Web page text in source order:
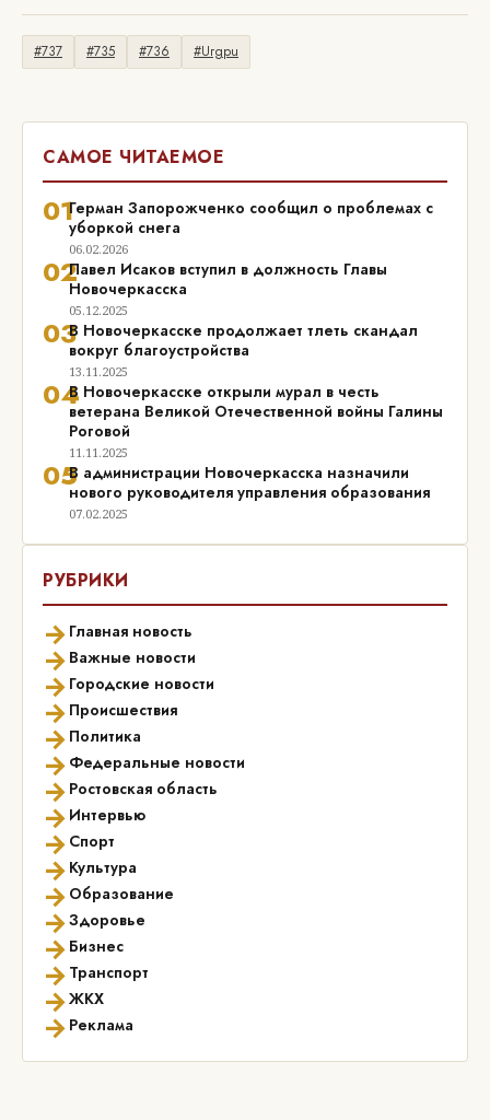
#737 #735 #736 #Urgpu
САМОЕ ЧИТАЕМОЕ
01Герман Запорожченко сообщил о проблемах с
уборкой снега
06.02.2026
02Павел Исаков вступил в должность Главы
Новочеркасска
05.12.2025
03В Новочеркасске продолжает тлеть скандал
вокруг благоустройства
13.11.2025
04В Новочеркасске открыли мурал в честь
ветерана Великой Отечественной войны Галины
Роговой
11.11.2025
05В администрации Новочеркасска назначили
нового руководителя управления образования
07.02.2025
РУБРИКИ
→ Главная новость
→ Важные новости
→ Городские новости
→ Происшествия
→ Политика
→ Федеральные новости
→ Ростовская область
→ Интервью
→ Спорт
→ Культура
→ Образование
→Здоровье
→ Бизнес
→ Транспорт
→ЖКХ
→ Реклама